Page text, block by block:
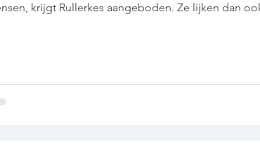
krijgt Rullerkes aangeboden. Ze lijken dan